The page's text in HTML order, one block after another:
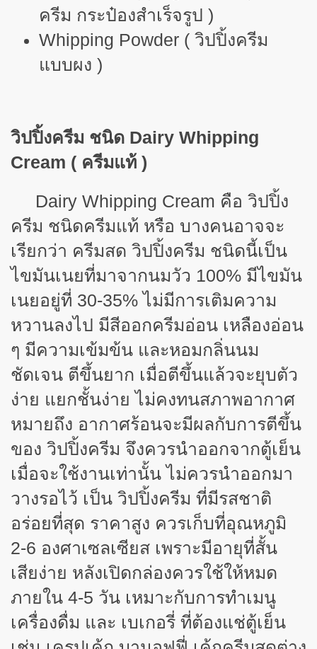
ครีม กระป๋องสำเร็จรูป )
Whipping Powder ( วิปปิ้งครีม
แบบผง )
วิปปิ้งครีม ชนิด Dairy Whipping
Cream ( ครีมแท้ )
Dairy Whipping Cream คือ วิปปิ้ง
ครีม ชนิดครีมแท้ หรือ บางคนอาจจะ
เรียกว่า ครีมสด วิปปิ้งครีม ชนิดนี้เป็น
ไขมันเนยที่มาจากนมวัว 100% มีไขมัน
เนยอยู่ที่ 30-35% ไม่มีการเติมความ
หวานลงไป มีสีออกครีมอ่อน เหลืองอ่อน
ๆ มีความเข้มข้น และหอมกลิ่นนม
ชัดเจน ตีขึ้นยาก เมื่อตีขึ้นแล้วจะยุบตัว
ง่าย แยกชั้นง่าย ไม่คงทนสภาพอากาศ
หมายถึง อากาศร้อนจะมีผลกับการตีขึ้น
ของ วิปปิ้งครีม จึงควรนำออกจากตู้เย็น
เมื่อจะใช้งานเท่านั้น ไม่ควรนำออกมา
วางรอไว้ เป็น วิปปิ้งครีม ที่มีรสชาติ
อร่อยที่สุด ราคาสูง ควรเก็บที่อุณหภูมิ
2-6 องศาเซลเซียส เพราะมีอายุที่สั้น
เสียง่าย หลังเปิดกล่องควรใช้ให้หมด
ภายใน 4-5 วัน เหมาะกับการทำเมนู
เครื่องดื่ม และ เบเกอรี่ ที่ต้องแช่ตู้เย็น